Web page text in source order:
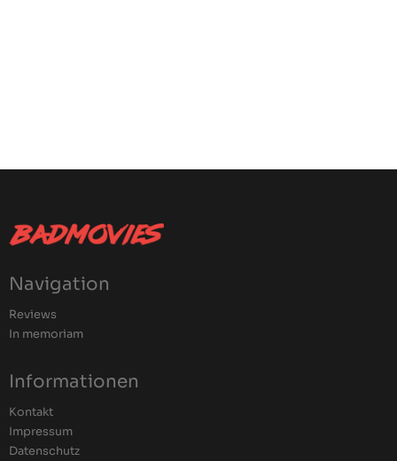
Navigation
Reviews
In memoriam
Informationen
Kontakt
Impressum
Datenschutz